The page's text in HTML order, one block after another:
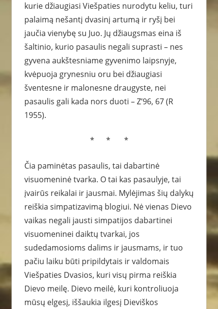
kurie džiaugiasi Viešpaties nurodytu keliu, turi
palaimą nešantį dvasinį artumą ir ryšį bei
jaučia vienybę su Juo. Jų džiaugsmas eina iš
šaltinio, kurio pasaulis negali suprasti – nes
gyvena aukštesniame gyvenimo laipsnyje,
kvėpuoja grynesniu oru bei džiaugiasi
šventesne ir malonesne draugyste, nei
pasaulis gali kada nors duoti – Z’96, 67 (R
1955).
* * *
Čia paminėtas pasaulis, tai dabartinė
visuomeninė tvarka. O tai kas pasaulyje, tai
įvairūs reikalai ir jausmai. Mylėjimas šių dalykų
reiškia simpatizavimą blogiui. Nė vienas Dievo
vaikas negali jausti simpatijos dabartinei
visuomeninei daiktų tvarkai, jos
sudedamosioms dalims ir jausmams, ir tuo
pačiu laiku būti pripildytais ir valdomais
Viešpaties Dvasios, kuri visų pirma reiškia
Dievo meilę. Dievo meilė, kuri kontroliuoja
mūsų elgesį, iššaukia ilgesį Dieviškos